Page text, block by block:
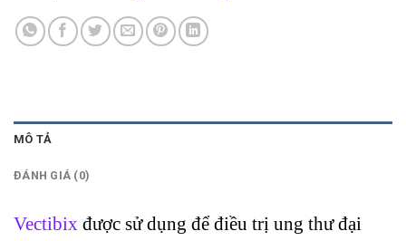
MÔ TẢ
ĐÁNH GIÁ (0)
Vectibix được sử dụng để điều trị ung thư đại